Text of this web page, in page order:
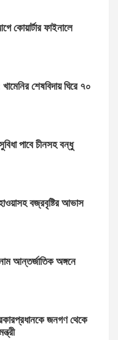
কোয়ার্টার ফাইনালে
শেষবিদায় ঘিরে ৭০
পাবে চীনসহ বন্ধু
বজ্রবৃষ্টির আভাস
আন্তর্জাতিক অঙ্গনে
জনগণ থেকে